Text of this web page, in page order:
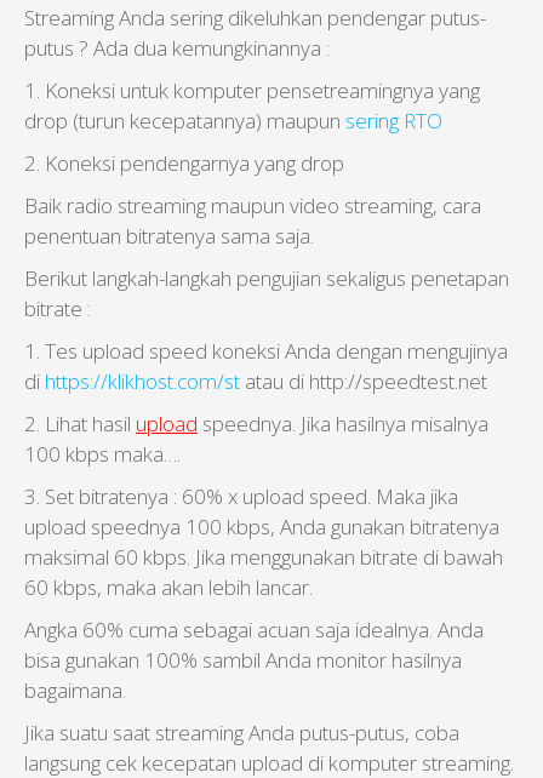
Streaming Anda sering dikeluhkan pendengar putus-
putus ? Ada dua kemungkinannya :
1. Koneksi untuk komputer pensetreamingnya yang
drop (turun kecepatannya) maupun sering RTO
2. Koneksi pendengarnya yang drop
Baik radio streaming maupun video streaming, cara
penentuan bitratenya sama saja.
Berikut langkah-langkah pengujian sekaligus penetapan
bitrate :
1. Tes upload speed koneksi Anda dengan mengujinya
di https://klikhost.com/st atau di http://speedtest.net
2. Lihat hasil upload speednya. Jika hasilnya misalnya
100 kbps maka….
3. Set bitratenya : 60% x upload speed. Maka jika
upload speednya 100 kbps, Anda gunakan bitratenya
maksimal 60 kbps. Jika menggunakan bitrate di bawah
60 kbps, maka akan lebih lancar.
Angka 60% cuma sebagai acuan saja idealnya. Anda
bisa gunakan 100% sambil Anda monitor hasilnya
bagaimana.
Jika suatu saat streaming Anda putus-putus, coba
langsung cek kecepatan upload di komputer streaming.